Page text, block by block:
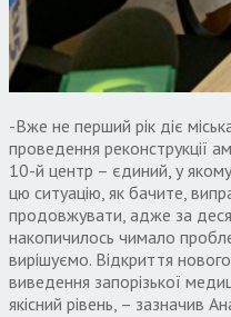
-Вже не перший рік діє
проведення реконструкції
10-й центр – єдиний, у якому
цю ситуацію, як бачите,
продовжувати, адже за
накопичилось чимало
вирішуємо. Відкриття
виведення запорізької
якісний рівень, – зазначив